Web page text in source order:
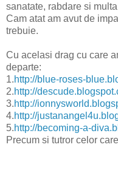
sanatate, rabdare si
Cam atat am avut de
trebuie.
Cu acelasi drag cu care
departe:
1.http://blue-roses-
2.http://
3.http://
4.http://
5.http://becoming-a-
Precum si tutror celor